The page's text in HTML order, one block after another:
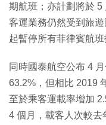
期航班；亦計劃將於 5
客運業務仍然受到旅
起暫停所有菲律賓航班
同時國泰航空公布 4
63.2%，但相比 2019
至於乘客運載率增加
4 個月，載客人次較去